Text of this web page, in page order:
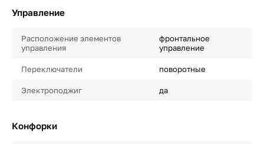
Управление
Расположение элементов
управления
фронтальное
управление
Переключатели поворотные
Электроподжиг да
Конфорки